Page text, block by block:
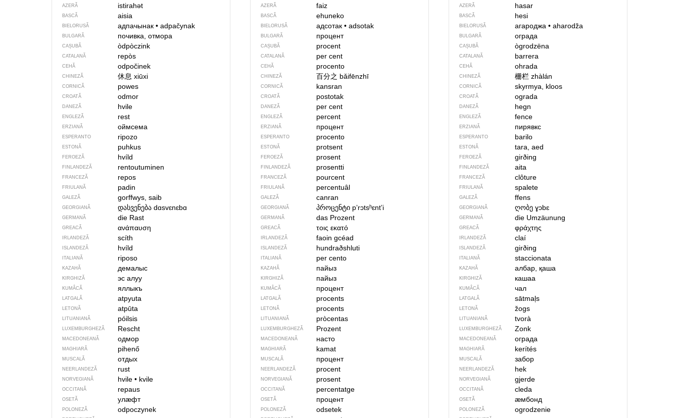
AZERĂ istirahət
BASCĂ aisia
BIELORUSĂ адпачынак •adpačynak
BULGARĂ почивка, отмора
CAȘUBĂ òdpòczink
CATALANĂ repòs
CEHĂ odpočinek
CHINEZĂ 休息 xiūxi
CORNICĂ powes
CROATĂ odmor
DANEZĂ hvile
ENGLEZĂ rest
ERZIANĂ оймсема
ESPERANTO ripozo
ESTONĂ puhkus
FEROEZĂ hvíld
FINLANDEZĂ rentoutuminen
FRANCEZĂ repos
FRIULANĂ padin
GALEZĂ gorffwys, saib
GEORGIANĂ დასვენება dɑsvɛnɛbɑ
GERMANĂ die Rast
GREACĂ ανάπαυση
IRLANDEZĂ scíth
ISLANDEZĂ hvíld
ITALIANĂ riposo
KAZAHĂ демалыс
KIRGHIZĂ эс алуу
KUMÂCĂ яллыкъ
LATGALĂ atpyuta
LETONĂ atpūta
LITUANIANĂ póilsis
LUXEMBURGHEZĂ Rescht
MACEDONEANĂ одмор
MAGHIARĂ pihenő
MUSCALĂ отдых
NEERLANDEZĂ rust
NORVEGIANĂ hvile •kvile
OCCITANĂ repaus
OSETĂ улӕфт
POLONEZĂ odpoczynek
AZERĂ faiz
BASCĂ ehuneko
BIELORUSĂ адсотак • adsotak
BULGARĂ процент
CAȘUBĂ procent
CATALANĂ per cent
CEHĂ procento
CHINEZĂ 百分之 bǎifēnzhī
CORNICĂ kansran
CROATĂ postotak
DANEZĂ per cent
ENGLEZĂ percent
ERZIANĂ процент
ESPERANTO procento
ESTONĂ protsent
FEROEZĂ prosent
FINLANDEZĂ prosentti
FRANCEZĂ pourcent
FRIULANĂ percentuâl
GALEZĂ canran
GEORGIANĂ პროცენტი pʼrɔtsʰɛntʼi
GERMANĂ das Prozent
GREACĂ τοις εκατό
IRLANDEZĂ faoin gcéad
ISLANDEZĂ hundraðshluti
ITALIANĂ per cento
KAZAHĂ пайыз
KIRGHIZĂ пайыз
KUMÂCĂ процент
LATGALĂ procents
LETONĂ procents
LITUANIANĂ pròcentas
LUXEMBURGHEZĂ Prozent
MACEDONEANĂ насто
MAGHIARĂ kamat
MUSCALĂ процент
NEERLANDEZĂ procent
NORVEGIANĂ prosent
OCCITANĂ percentatge
OSETĂ процент
POLONEZĂ odsetek
AZERĂ hasar
BASCĂ hesi
BIELORUSĂ агароджа• aharodža
BULGARĂ ограда
CAȘUBĂ ògrodzëna
CATALANĂ barrera
CEHĂ ohrada
CHINEZĂ 栅栏zhàlán
CORNICĂ skyrmya, kloos
CROATĂ ograda
DANEZĂ hegn
ENGLEZĂ fence
ERZIANĂ пирявкс
ESPERANTO barilo
ESTONĂ tara, aed
FEROEZĂ girðing
FINLANDEZĂ aita
FRANCEZĂ clôture
FRIULANĂ spalete
GALEZĂ ffens
GEORGIANĂ ღობეɣɔbɛ
GERMANĂ die Umzäunung
GREACĂ φράχτης
IRLANDEZĂ claí
ISLANDEZĂ girðing
ITALIANĂ staccionata
KAZAHĂ албар, қаша
KIRGHIZĂ кашаа
KUMÂCĂ чал
LATGALĂ sātmaļs
LETONĂ žogs
LITUANIANĂ tvorà
LUXEMBURGHEZĂ Zonk
MACEDONEANĂ ограда
MAGHIARĂ kerítés
MUSCALĂ забор
NEERLANDEZĂ hek
NORVEGIANĂ gjerde
OCCITANĂ cleda
OSETĂ ӕмбонд
POLONEZĂ ogrodzenie